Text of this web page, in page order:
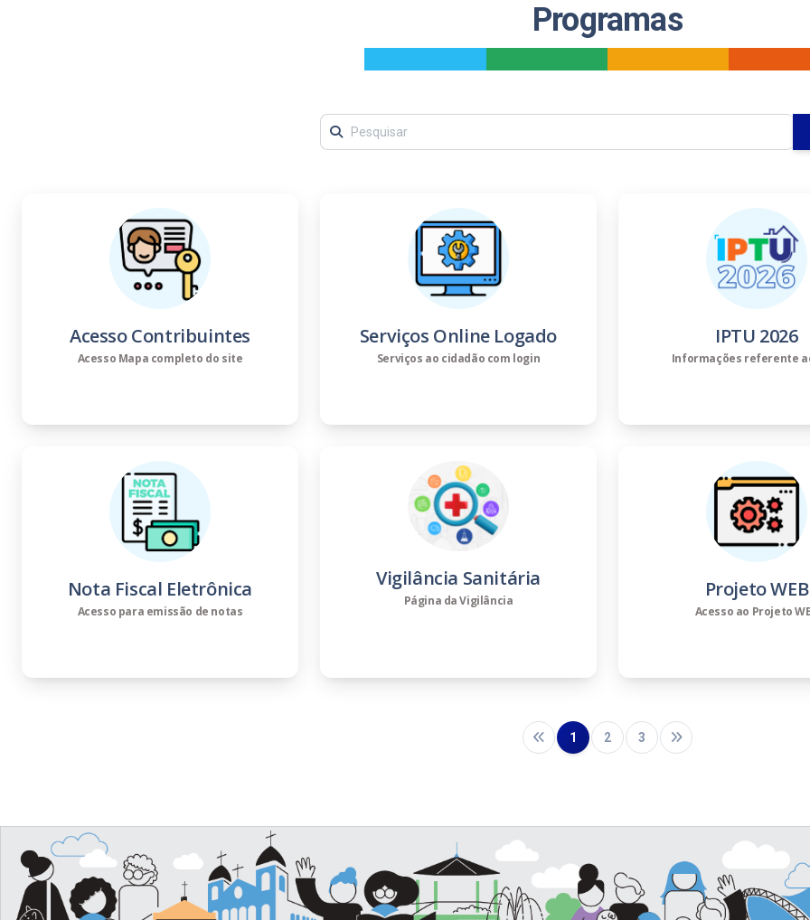
Programas
Acesso Contribuintes
Acesso Mapa completo do site
Serviços Online Logado
Serviços ao cidadão com login
IPTU 2026
Informações referente
Nota Fiscal Eletrônica
Acesso para emissão de notas
Vigilância Sanitária
Página da Vigilância Projeto WEB
Acesso ao Projeto
1 2 3